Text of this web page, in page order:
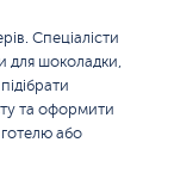
Спеціалісти
для шоколадки,
та оформити
або